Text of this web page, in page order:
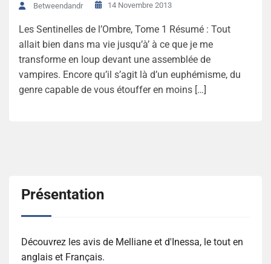
Betweendandr 14 Novembre 2013
Les Sentinelles de l’Ombre, Tome 1 Résumé : Tout
allait bien dans ma vie jusqu’à’ à ce que je me
transforme en loup devant une assemblée de
vampires. Encore qu’il s’agit là d’un euphémisme, du
genre capable de vous étouffer en moins […]
Présentation
Découvrez les avis de Melliane et d'Inessa, le tout en
anglais et Français.